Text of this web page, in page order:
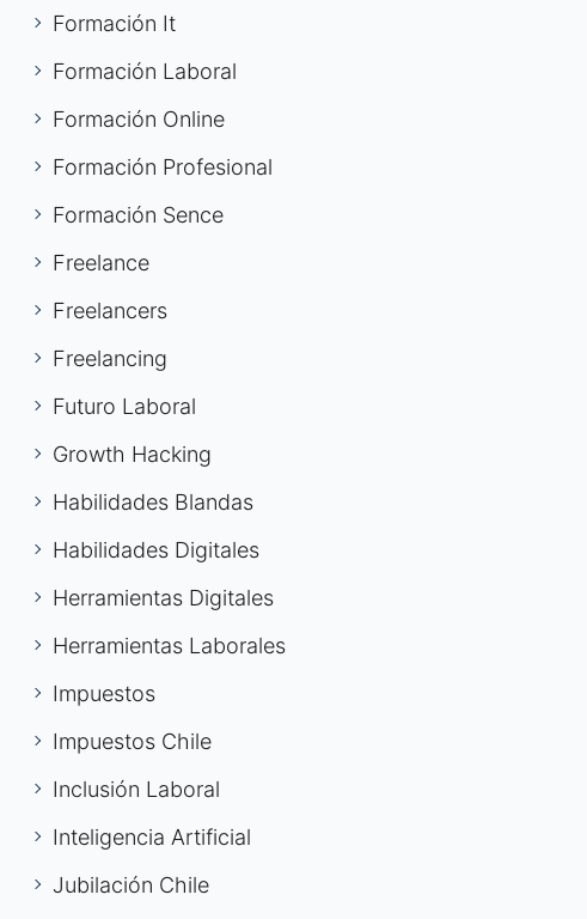
Formación It
Formación Laboral
Formación Online
Formación Profesional
Formación Sence
Freelance
Freelancers
Freelancing
Futuro Laboral
Growth Hacking
Habilidades Blandas
Habilidades Digitales
Herramientas Digitales
Herramientas Laborales
Impuestos
Impuestos Chile
Inclusión Laboral
Inteligencia Artificial
Jubilación Chile